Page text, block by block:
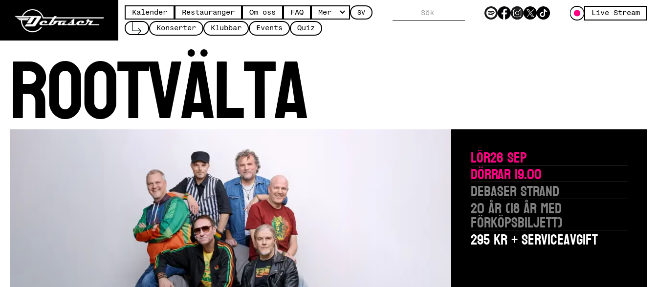
Kalender Restauranger Om oss FAQ Mer SV
Live Stream
Konserter
Klubbar Events Quiz
Rootvälta Lör26 Sep
Dörrar 19.00
Debaser Strand
20 år (18 år med
förköpsbiljett)
295 kr + serviceavgift